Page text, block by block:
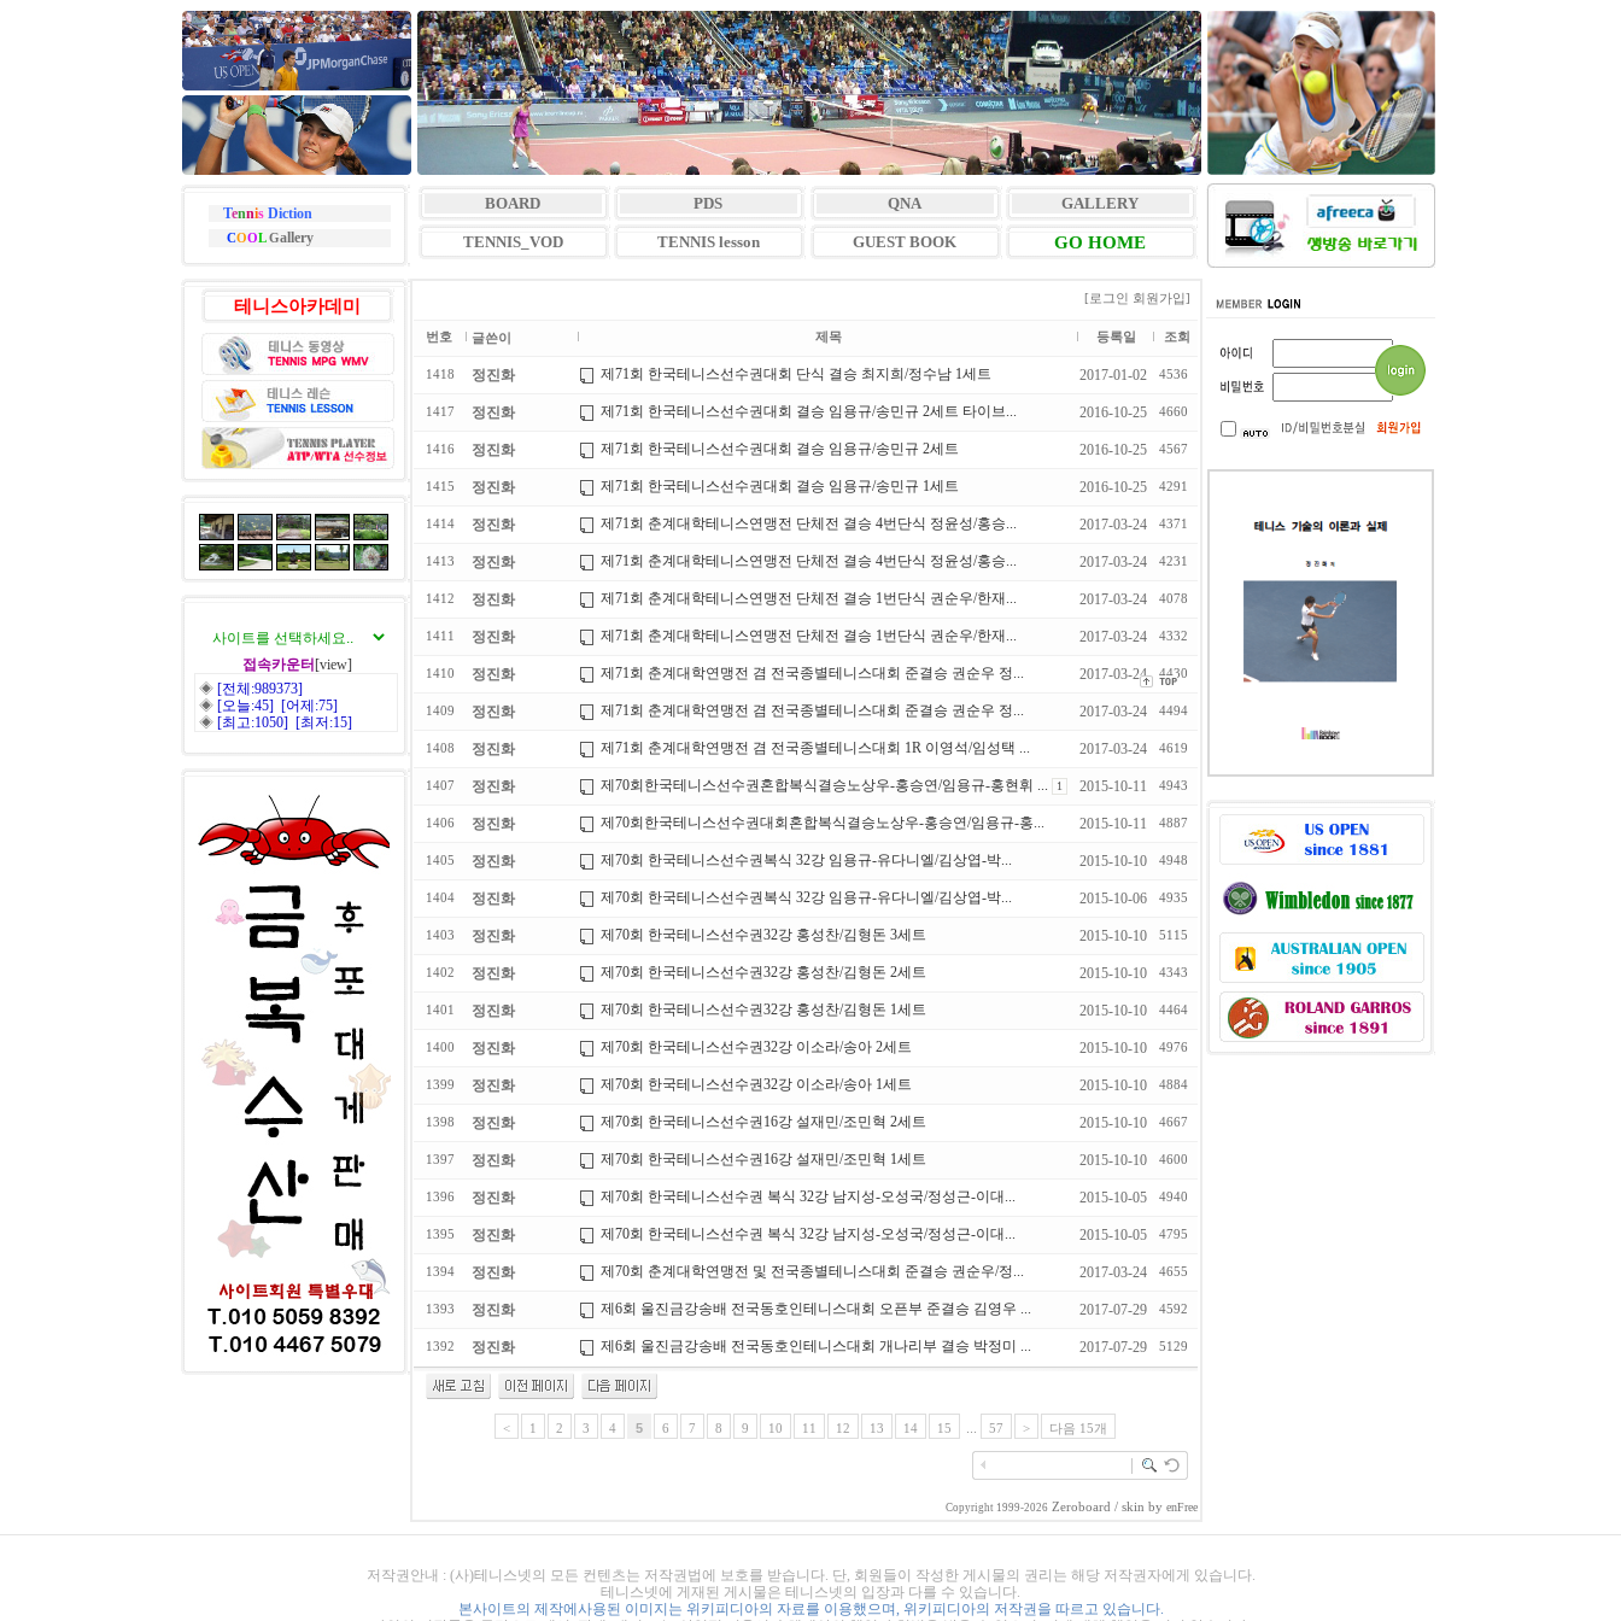
Tennis Diction
COOLGallery
BOARD PDS QNA GALLERY
TENNIS_VOD TENNIS lesson GUEST BOOK GO HOME
테니스아카데미
접속카운터 [view]
◈ [전체:989373]
◈ [오늘:45] [어제:75]
◈ [최고:1050] [최저:15]
[로그인 회원가입]
번호 글쓴이 제목 등록일 조회
1418 정진화 제71회 한국테니스선수권대회 단식 결승 최지희/정수남 1세트 2017-01-02 4536
1417 정진화 제71회 한국테니스선수권대회 결승 임용규/송민규 2세트 타이브... 2016-10-25 4660
1416 정진화 제71회 한국테니스선수권대회 결승 임용규/송민규 2세트 2016-10-25 4567
1415 정진화 제71회 한국테니스선수권대회 결승 임용규/송민규 1세트 2016-10-25 4291
1414 정진화 제71회 춘계대학테니스연맹전 단체전 결승 4번단식 정윤성/홍승... 2017-03-24 4371
1413 정진화 제71회 춘계대학테니스연맹전 단체전 결승 4번단식 정윤성/홍승... 2017-03-24 4231
1412 정진화 제71회 춘계대학테니스연맹전 단체전 결승 1번단식 권순우/한재... 2017-03-24 4078
1411 정진화 제71회 춘계대학테니스연맹전 단체전 결승 1번단식 권순우/한재... 2017-03-24 4332
1410 정진화 제71회 춘계대학연맹전 겸 전국종별테니스대회 준결승 권순우 정... 2017-03-24 4430
1409 정진화 제71회 춘계대학연맹전 겸 전국종별테니스대회 준결승 권순우 정... 2017-03-24 4494
1408 정진화 제71회 춘계대학연맹전 겸 전국종별테니스대회 1R 이영석/임성택 ... 2017-03-24 4619
1407 정진화 제70회한국테니스선수권혼합복식결승노상우-홍승연/임용규-홍현휘 ... 1 2015-10-11 4943
1406 정진화 제70회한국테니스선수권대회혼합복식결승노상우-홍승연/임용규-홍... 2015-10-11 4887
1405 정진화 제70회 한국테니스선수권복식 32강 임용규-유다니엘/김상엽-박... 2015-10-10 4948
1404 정진화 제70회 한국테니스선수권복식 32강 임용규-유다니엘/김상엽-박... 2015-10-06 4935
1403 정진화 제70회 한국테니스선수권32강 홍성찬/김형돈 3세트 2015-10-10 5115
1402 정진화 제70회 한국테니스선수권32강 홍성찬/김형돈 2세트 2015-10-10 4343
1401 정진화 제70회 한국테니스선수권32강 홍성찬/김형돈 1세트 2015-10-10 4464
1400 정진화 제70회 한국테니스선수권32강 이소라/송아 2세트 2015-10-10 4976
1399 정진화 제70회 한국테니스선수권32강 이소라/송아 1세트 2015-10-10 4884
1398 정진화 제70회 한국테니스선수권16강 설재민/조민혁 2세트 2015-10-10 4667
1397 정진화 제70회 한국테니스선수권16강 설재민/조민혁 1세트 2015-10-10 4600
1396 정진화 제70회 한국테니스선수권 복식 32강 남지성-오성국/정성근-이대... 2015-10-05 4940
1395 정진화 제70회 한국테니스선수권 복식 32강 남지성-오성국/정성근-이대... 2015-10-05 4795
1394 정진화 제70회 춘계대학연맹전 및 전국종별테니스대회 준결승 권순우/정... 2017-03-24 4655
1393 정진화 제6회 울진금강송배 전국동호인테니스대회 오픈부 준결승 김영우 ... 2017-07-29 4592
1392 정진화 제6회 울진금강송배 전국동호인테니스대회 개나리부 결승 박정미 ... 2017-07-29 5129
< 1 2 3 4 5 6 7 8 9 10 11 12 13 14 15 57 > 다음 15개
Copyright 1999-2026 Zeroboard / skin by enFree
저작권안내 : (사)테니스넷의 모든 컨텐츠는 저작권법에 보호를 받습니다. 단, 회원들이 작성한 게시물의 권리는 해당 저작권자에게 있습니다.
테니스넷에 게재된 게시물은 테니스넷의 입장과 다를 수 있습니다.
본사이트의 제작에사용된 이미지는 위키피디아의 자료를 이용했으며, 위키피디아의 저작권을 따르고 있습니다.